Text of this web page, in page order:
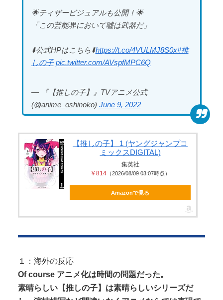
🌟ティザービジュアルも公開！🌟
「この芸能界において嘘は武器だ」
⬇️公式HPはこちら⬇️https://t.co/4VULMJ8S0x#推
しの子 pic.twitter.com/AVspfMPC6Q
— 『【推しの子】』TVアニメ公式
(@anime_oshinoko) June 9, 2022
【推しの子】 1 (ヤングジャンプコ
ミックスDIGITAL)
集英社
￥814 （2026/08/09 03:07時点）
Amazonで見る
１：海外の反応
Of course アニメ化は時間の問題だった。
素晴らしい【推しの子】は素晴らしいシリーズだ